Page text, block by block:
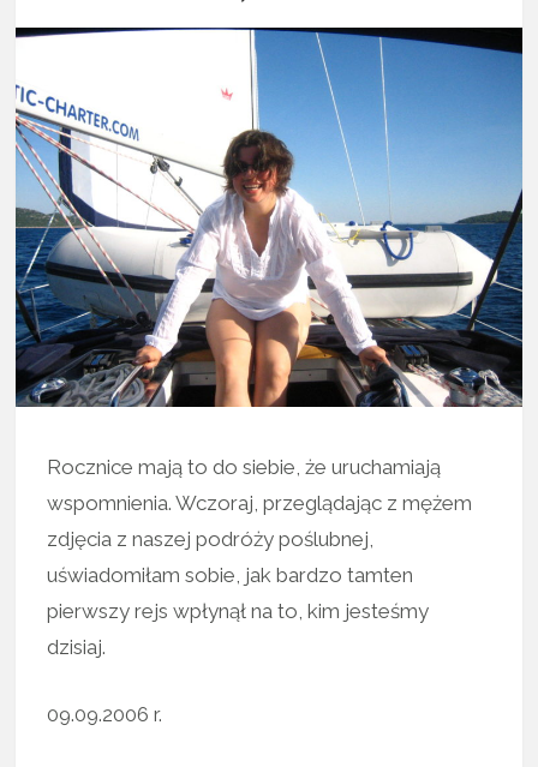
Rocznice mają to do siebie, że uruchamiają
wspomnienia. Wczoraj, przeglądając z mężem
zdjęcia z naszej podróży poślubnej,
uświadomiłam sobie, jak bardzo tamten
pierwszy rejs wpłynął na to, kim jesteśmy
dzisiaj.
09.09.2006 r.